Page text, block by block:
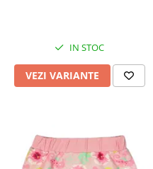
IN STOC
VEZI VARIANTE